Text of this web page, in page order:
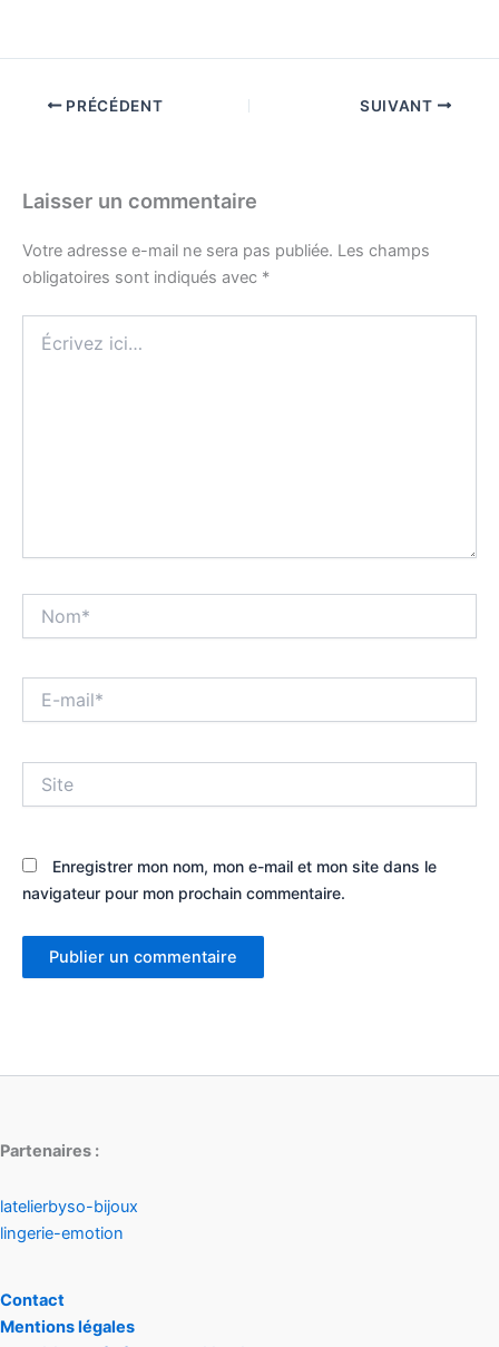
PRÉCÉDENT SUIVANT
Laisser un commentaire
Votre adresse e-mail ne sera pas publiée. Les champs
obligatoires sont indiqués avec *
ici…
mail*
Enregistrer mon nom, mon e-mail et mon site dans le
navigateur pour mon prochain commentaire.
Partenaires :
latelierbyso-bijoux
lingerie-emotion
Contact
Mentions légales